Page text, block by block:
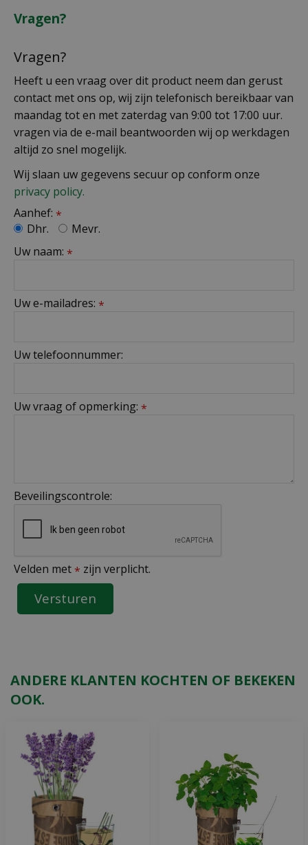
Vragen?
Vragen?
Heeft u een vraag over dit product neem dan gerust
contact met ons op, wij zijn telefonisch bereikbaar van
maandag tot en met zaterdag van 9:00 tot 17:00 uur.
vragen via de e-mail beantwoorden wij op werkdagen
altijd zo snel mogelijk.
Wij slaan uw gegevens secuur op conform onze
privacy policy.
Aanhef: *
Dhr.
Mevr.
Uw naam: *
Uw e-mailadres: *
Uw telefoonnummer:
Uw vraag of opmerking: *
Beveilingscontrole:
Velden met * zijn verplicht.
ANDERE KLANTEN KOCHTEN OF BEKEKEN
OOK.